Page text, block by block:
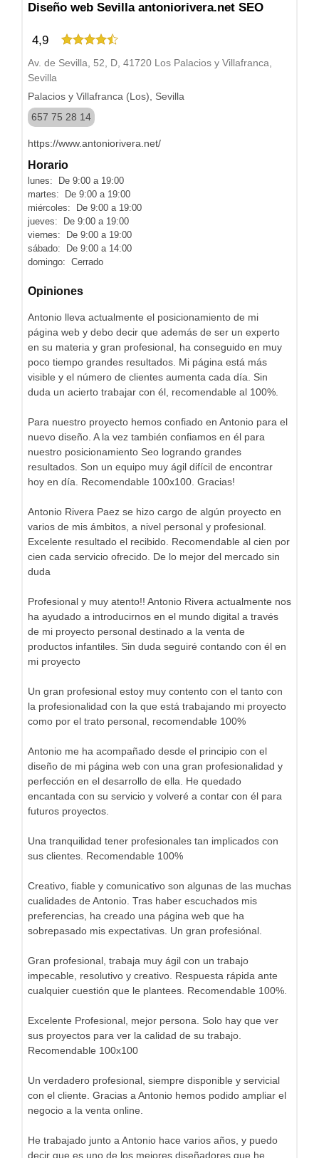
Diseño web Sevilla antoniorivera.net SEO
4,9
Av. de Sevilla, 52, D, 41720 Los Palacios y Villafranca,
Sevilla
Palacios y Villafranca (Los), Sevilla
657 75 28 14
https://www.antoniorivera.net/
Horario
lunes: De 9:00 a 19:00
martes: De 9:00 a 19:00
miércoles: De 9:00 a 19:00
jueves: De 9:00 a 19:00
viernes: De 9:00 a 19:00
sábado: De 9:00 a 14:00
domingo: Cerrado
Opiniones
Antonio lleva actualmente el posicionamiento de mi
página web y debo decir que además de ser un experto
en su materia y gran profesional, ha conseguido en muy
poco tiempo grandes resultados. Mi página está más
visible y el número de clientes aumenta cada día. Sin
duda un acierto trabajar con él, recomendable al 100%.
Para nuestro proyecto hemos confiado en Antonio para el
nuevo diseño. A la vez también confiamos en él para
nuestro posicionamiento Seo logrando grandes
resultados. Son un equipo muy ágil difícil de encontrar
hoy en día. Recomendable 100x100. Gracias!
Antonio Rivera Paez se hizo cargo de algún proyecto en
varios de mis ámbitos, a nivel personal y profesional.
Excelente resultado el recibido. Recomendable al cien por
cien cada servicio ofrecido. De lo mejor del mercado sin
duda
Profesional y muy atento!! Antonio Rivera actualmente nos
ha ayudado a introducirnos en el mundo digital a través
de mi proyecto personal destinado a la venta de
productos infantiles. Sin duda seguiré contando con él en
mi proyecto
Un gran profesional estoy muy contento con el tanto con
la profesionalidad con la que está trabajando mi proyecto
como por el trato personal, recomendable 100%
Antonio me ha acompañado desde el principio con el
diseño de mi página web con una gran profesionalidad y
perfección en el desarrollo de ella. He quedado
encantada con su servicio y volveré a contar con él para
futuros proyectos.
Una tranquilidad tener profesionales tan implicados con
sus clientes. Recomendable 100%
Creativo, fiable y comunicativo son algunas de las muchas
cualidades de Antonio. Tras haber escuchados mis
preferencias, ha creado una página web que ha
sobrepasado mis expectativas. Un gran profesiónal.
Gran profesional, trabaja muy ágil con un trabajo
impecable, resolutivo y creativo. Respuesta rápida ante
cualquier cuestión que le plantees. Recomendable 100%.
Excelente Profesional, mejor persona. Solo hay que ver
sus proyectos para ver la calidad de su trabajo.
Recomendable 100x100
Un verdadero profesional, siempre disponible y servicial
con el cliente. Gracias a Antonio hemos podido ampliar el
negocio a la venta online.
He trabajado junto a Antonio hace varios años, y puedo
decir que es uno de los mejores diseñadores que he